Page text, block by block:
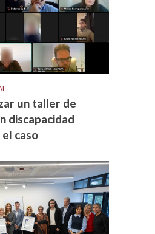
un taller de
discapacidad
caso